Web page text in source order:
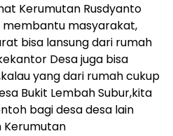
Kerumutan Rusdyanto
membantu masyarakat,
bisa lansung dari rumah
Desa juga bisa
yang dari rumah cukup
Bukit Lembah Subur,kita
bagi desa desa lain
Kerumutan